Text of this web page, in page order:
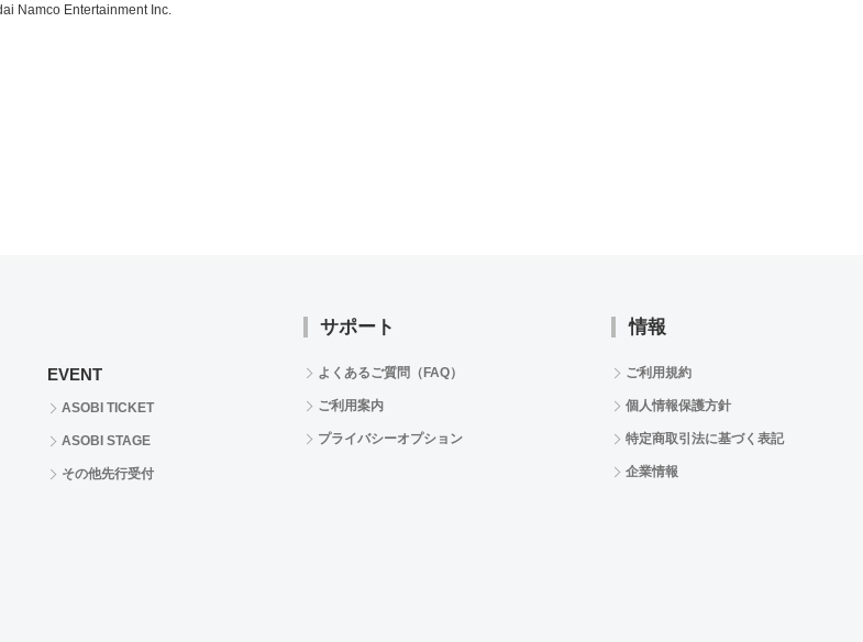
Namco Entertainment Inc.
EVENT
ASOBI TICKET
ASOBI STAGE
その他先行受付
サポート
よくあるご質問（FAQ）
ご利用案内
プライバシーオプション
情報
ご利用規約
個人情報保護方針
特定商取引法に基づく表記
企業情報